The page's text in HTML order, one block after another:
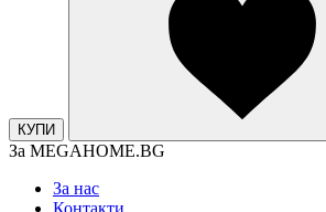
КУПИ
За MEGAHOME.BG
За нас